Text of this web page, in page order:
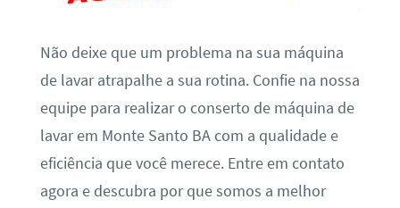
Não deixe que um problema na sua máquina
de lavar atrapalhe a sua rotina. Confie na nossa
equipe para realizar o conserto de máquina de
lavar em Monte Santo BA com a qualidade e
eficiência que você merece. Entre em contato
agora e descubra por que somos a melhor